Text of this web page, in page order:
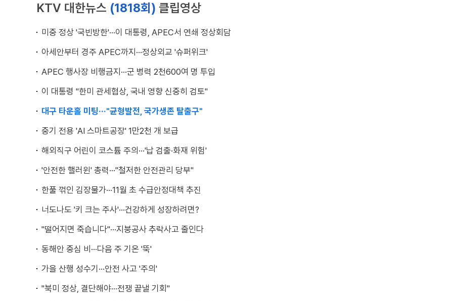
KTV 대한뉴스 (1818회) 클립영상
미중 정상 '국빈방한'···이 대통령, APEC서 연쇄 정상회담
아세안부터 경주 APEC까지···정상외교 '슈퍼위크'
APEC 행사장 비행금지···군 병력 2천600여 명 투입
이 대통령 "한미 관세협상, 국내 영향 신중히 검토"
대구 타운홀 미팅···"균형발전, 국가생존 탈출구"
중기 전용 'AI 스마트공장' 1만2천 개 보급
해외직구 어린이 코스튬 주의···'납 검출·화재 위험'
'안전한 핼러윈' 총력···"철저한 안전관리 당부"
한풀 꺾인 김장물가···11월 초 수급안정대책 추진
너도나도 '키 크는 주사'···건강하게 성장하려면?
"떨어지면 죽습니다"···지붕공사 추락사고 줄인다
동해안 중심 비···다음 주 기온 '뚝'
가을 산행 성수기···안전 사고 '주의'
"북미 정상, 결단해야···전쟁 끝낼 기회"